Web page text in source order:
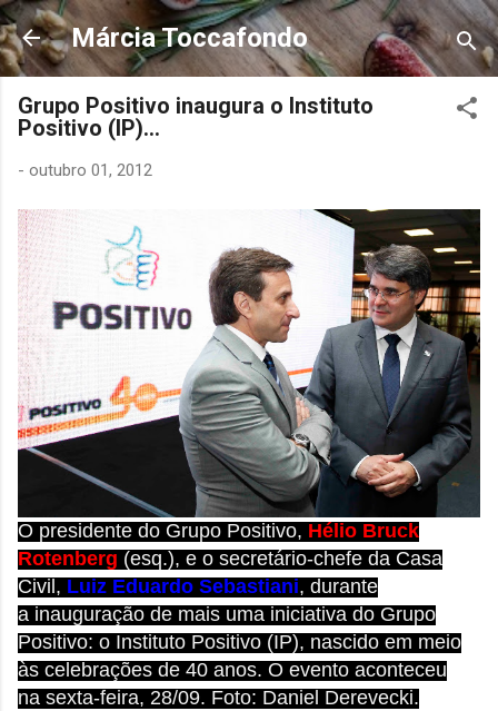
Pular para o conteúdo principal
Márcia Toccafondo
Grupo Positivo inaugura o Instituto
Positivo (IP)...
- outubro 01, 2012
O presidente do Grupo Positivo, Hélio Bruck
Rotenberg (esq.), e o secretário-chefe da Casa
Civil, Luiz Eduardo Sebastiani, durante
a inauguração de mais uma iniciativa do Grupo
Positivo: o Instituto Positivo (IP), nascido em meio
às celebrações de 40 anos. O evento aconteceu
na sexta-feira, 28/09. Foto: Daniel Derevecki.